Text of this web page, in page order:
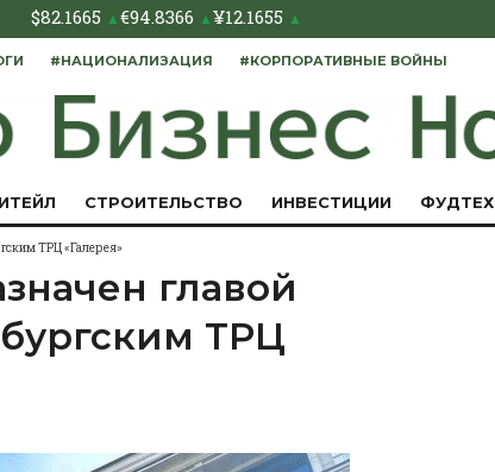
$82.1665 ▲€94.8366 ▲¥12.1655 ▲
#НАЦИОНАЛИЗАЦИЯ #КОРПОРАТИВНЫЕ ВОЙНЫ
СТРОИТЕЛЬСТВО ИНВЕСТИЦИИ ФУДТЕХ
ТРЦ «Галерея»
главой
ТРЦ